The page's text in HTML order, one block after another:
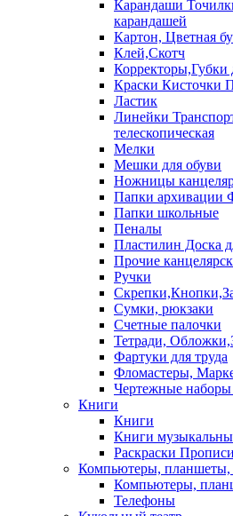
Карандаши
карандашей
Картон, Цветная
Клей,Скотч
Корректоры,Губки
Краски Кисточки
Ластик
Линейки
телескопическая
Мелки
Мешки для обуви
Ножницы
Папки архивации
Папки школьные
Пеналы
Пластилин Доска
Прочие
Ручки
Сумки, рюкзаки
Счетные палочки
Тетради,
Фартуки для труда
Фломастеры,
Чертежные
Книги
Книги
Книги
Раскраски Прописи
Компьютеры, планшеты,
Компьютеры,
Телефоны